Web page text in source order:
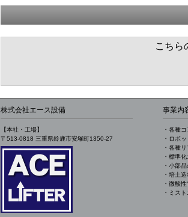
こちら
株式会社エース設備
【本社・工場】
〒513-0818 三重県鈴鹿市安塚町1350-27
事業内
・各種
・ロボ
・各種
・標準
・小部
・培土
・微酸
・ミス